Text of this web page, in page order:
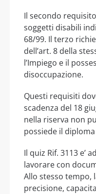
Il secondo
soggetti disabili
68/99. Il terzo
dell’art. 8 della
l’Impiego e il
disoccupazione.
Questi requisiti
scadenza del 18
nella riserva non
possiede il
Il quiz Rif. 3113 e’
lavorare con
Allo stesso tempo,
precisione,